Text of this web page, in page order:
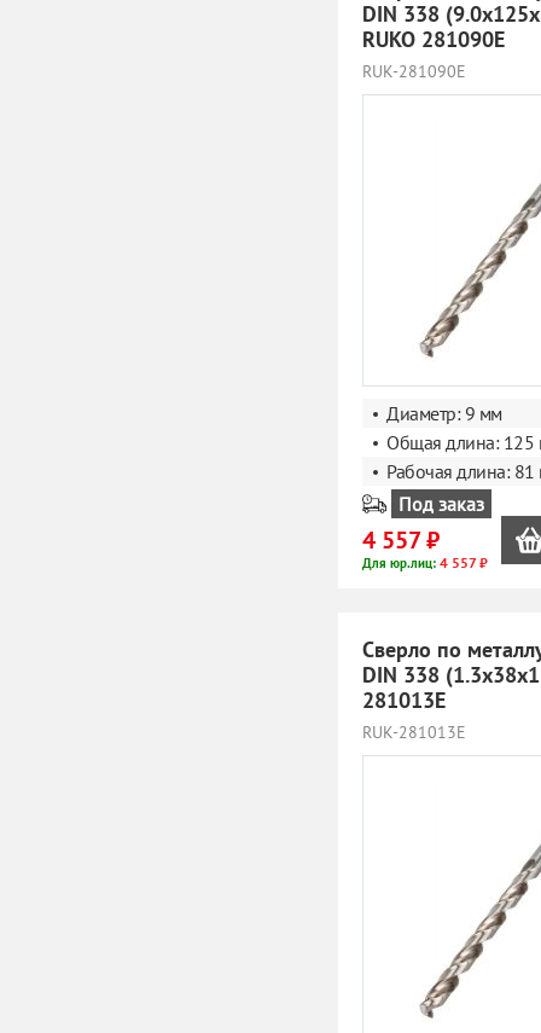
DIN 338
RUKO 281090E
RUK-281090E
Диаметр: 9 мм
Общая длина: 125
Рабочая длина:
Под заказ
4 557 ₽
Для юр.лиц: 4 557 ₽
Сверло по
DIN 338
281013E
RUK-281013E